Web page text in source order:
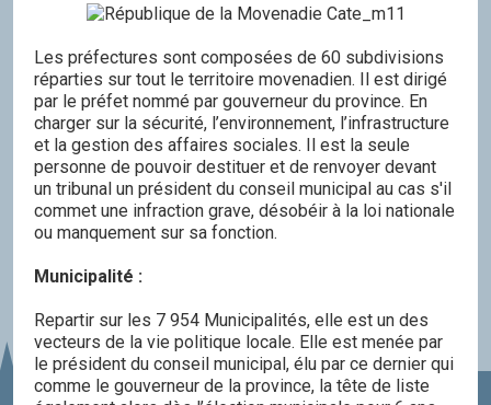
Les préfectures sont composées de 60 subdivisions
réparties sur tout le territoire movenadien. Il est dirigé
par le préfet nommé par gouverneur du province. En
charger sur la sécurité, l’environnement, l’infrastructure
et la gestion des affaires sociales. Il est la seule
personne de pouvoir destituer et de renvoyer devant
un tribunal un président du conseil municipal au cas s'il
commet une infraction grave, désobéir à la loi nationale
ou manquement sur sa fonction.
Municipalité :
Repartir sur les 7 954 Municipalités, elle est un des
vecteurs de la vie politique locale. Elle est menée par
le président du conseil municipal, élu par ce dernier qui
comme le gouverneur de la province, la tête de liste